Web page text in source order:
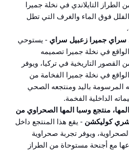
الطراز التايلاندي في نخلة جميرا
فوق الماء والغرف التي تطل
سراي جميرا زعبيل سراي - يستوحي
في نخلة جميرا تصميمه
التاريخية في تركيا، ويوفر
في نخلة جميرا الفخامة من
المرسومة باليد ومنتجعه الصحي
الداخلية الفخمة.
منتجع وسبا المها الصحراوي من
كوليكشن - يقع هذا المنتجع داخل
ويوفر تجربة صحراوية
مع أجنحة مستوحاة من الطراز